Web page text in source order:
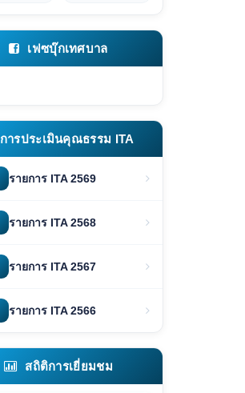
เฟซบุ๊กเทศบาล
การประเมินคุณธรรม ITA
รายการ ITA 2569
รายการ ITA 2568
รายการ ITA 2567
รายการ ITA 2566
สถิติการเยี่ยมชม